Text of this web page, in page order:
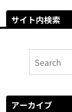
サイト内検索
アーカイブ